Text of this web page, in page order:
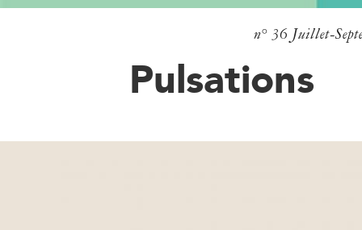
n° 36 Juillet-
Pulsations